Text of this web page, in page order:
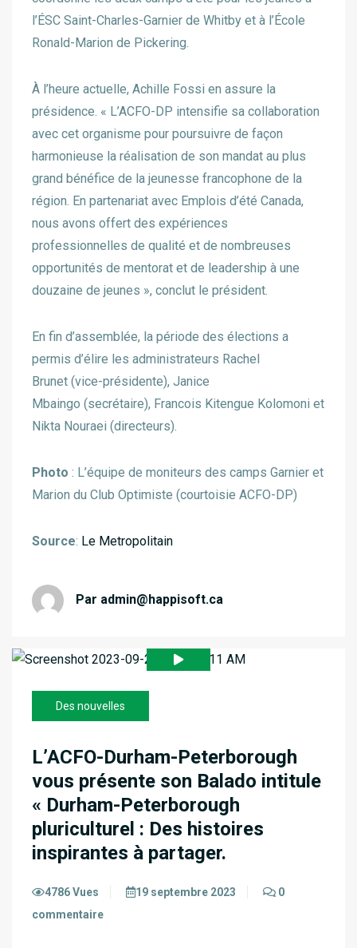
l’ÉSC Saint-Charles-Garnier de Whitby et à l’École
Ronald-Marion de Pickering.
À l’heure actuelle, Achille Fossi en assure la
présidence. « L’ACFO-DP intensifie sa collaboration
avec cet organisme pour poursuivre de façon
harmonieuse la réalisation de son mandat au plus
grand bénéfice de la jeunesse francophone de la
région. En partenariat avec Emplois d’été Canada,
nous avons offert des expériences
professionnelles de qualité et de nombreuses
opportunités de mentorat et de leadership à une
douzaine de jeunes », conclut le président.
En fin d’assemblée, la période des élections a
permis d’élire les administrateurs Rachel
Brunet (vice-présidente), Janice
Mbaingo (secrétaire), Francois Kitengue Kolomoni et
Nikta Nouraei (directeurs).
Photo : L’équipe de moniteurs des camps Garnier et
Marion du Club Optimiste (courtoisie ACFO-DP)
Source: Le Metropolitain
Par admin@happisoft.ca
Des nouvelles
L’ACFO-Durham-Peterborough
vous présente son Balado intitule
« Durham-Peterborough
pluriculturel : Des histoires
inspirantes à partager.
4786 Vues 19 septembre 2023
0
commentaire